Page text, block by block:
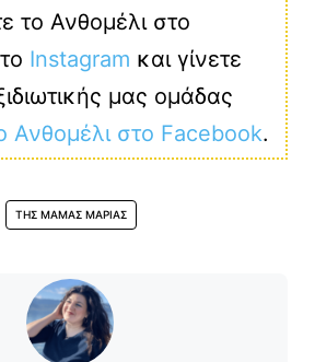
το Ανθομέλι στο
Instagram και γίνετε
μας ομάδας
Ανθομέλι στο Facebook.
ΤΗΣ ΜΑΜΆΣ ΜΑΡΊΑΣ